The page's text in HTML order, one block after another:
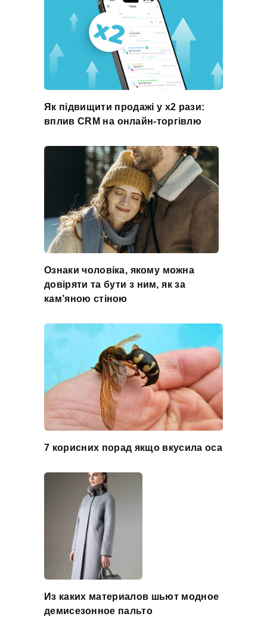
Як підвищити продажі у х2 рази:
вплив CRM на онлайн-торгівлю
Ознаки чоловіка, якому можна
довіряти та бути з ним, як за
кам’яною стіною
7 корисних порад якщо вкусила оса
Из каких материалов шьют модное
демисезонное пальто